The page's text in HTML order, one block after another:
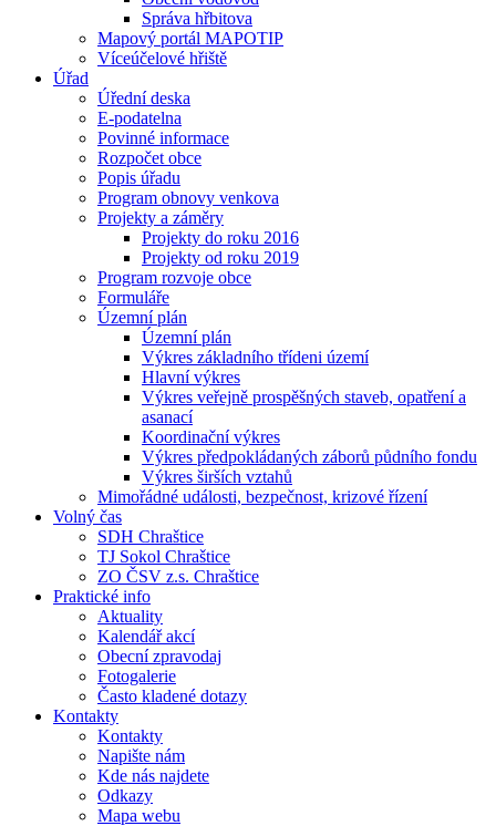
Správa hřbitova
Mapový portál MAPOTIP
Víceúčelové hřiště
Úřad
Úřední deska
E-podatelna
Povinné informace
Rozpočet obce
Popis úřadu
Program obnovy venkova
Projekty a záměry
Projekty do roku 2016
Projekty od roku 2019
Program rozvoje obce
Formuláře
Územní plán
Územní plán
Výkres základního třídeni území
Hlavní výkres
Výkres veřejně prospěšných staveb, opatření a
asanací
Koordinační výkres
Výkres předpokládaných záborů půdního fondu
Výkres širších vztahů
Mimořádné události, bezpečnost, krizové řízení
Volný čas
SDH Chraštice
TJ Sokol Chraštice
ZO ČSV z.s. Chraštice
Praktické info
Aktuality
Kalendář akcí
Obecní zpravodaj
Fotogalerie
Často kladené dotazy
Kontakty
Kontakty
Napište nám
Kde nás najdete
Odkazy
Mapa webu